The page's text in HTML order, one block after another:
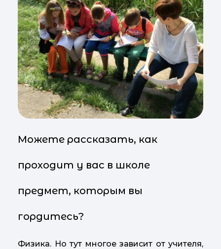
Можете рассказать, как
проходит у вас в школе
предмет, которым вы
гордитесь?
Физика. Но тут многое зависит от учителя,